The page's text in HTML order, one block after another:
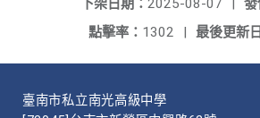
發
下架日期： 2025-08-07
|
最後更新
點擊率： 1302 |
臺南市私立南光高級中學